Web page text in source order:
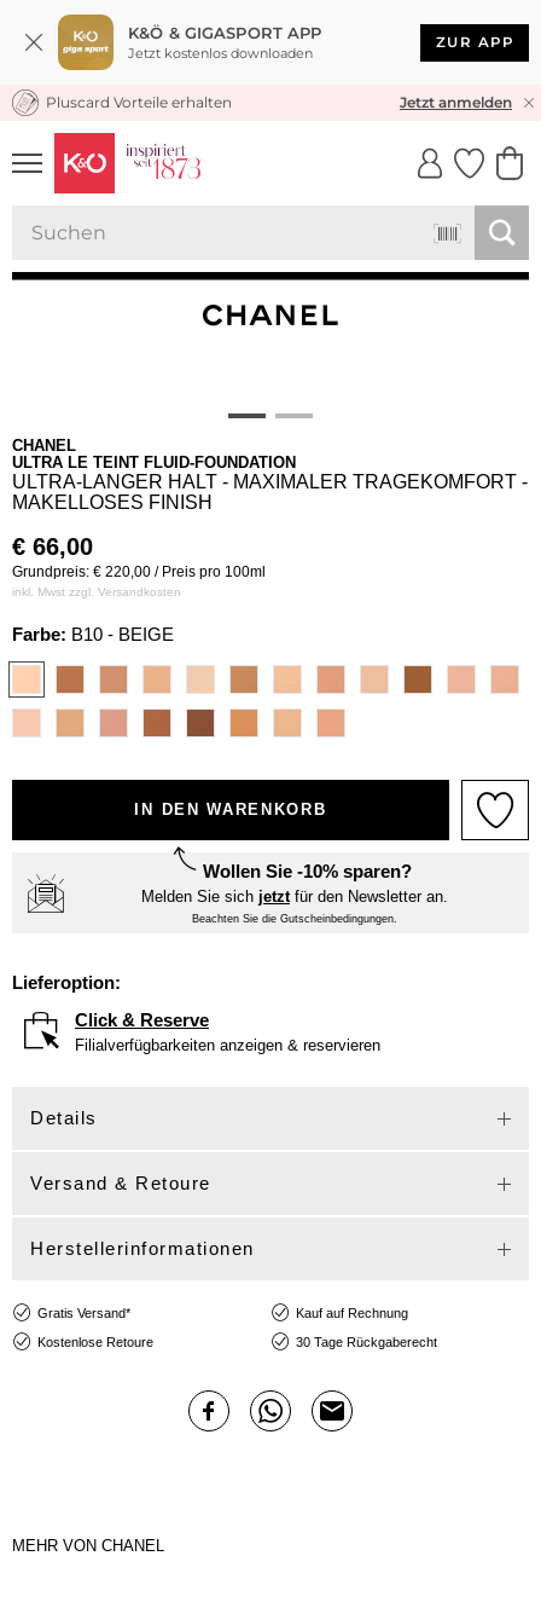
K&Ö & GIGASPORT APP
Jetzt kostenlos downloaden
ZUR APP
KOSTENLOSER VERSAND* & RÜCKVERSAND
Pluscard Vorteile erhalten Jetzt anmelden
UNSERE APP
CLICK &
CHANEL
ULTRA LE TEINT FLUID-FOUNDATION
ULTRA-LANGER HALT - MAXIMALER TRAGEKOMFORT -
MAKELLOSES FINISH
€ 66,00
Grundpreis: € 220,00 / Preis pro 100ml
inkl. Mwst zzgl. Versandkosten
Farbe: B10 - BEIGE
IN DEN WARENKORB
Wollen Sie -10% sparen?
Melden Sie sich jetztfür den Newsletter an.
Beachten Sie die Gutscheinbedingungen.
Lieferoption:
Click & Reserve
Filialverfügbarkeiten anzeigen & reservieren
Details
Versand & Retoure
Herstellerinformationen
Gratis Versand*
Kauf auf Rechnung
Kostenlose Retoure
30 Tage Rückgaberecht
MEHR VON CHANEL